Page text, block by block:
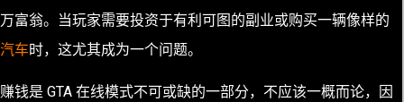
万富翁。当玩家需要投资于有利可图的副业或购买一辆像样的
汽车时，这尤其成为一个问题。
赚钱是 GTA 在线模式不可或缺的一部分，不应该一概而论，因